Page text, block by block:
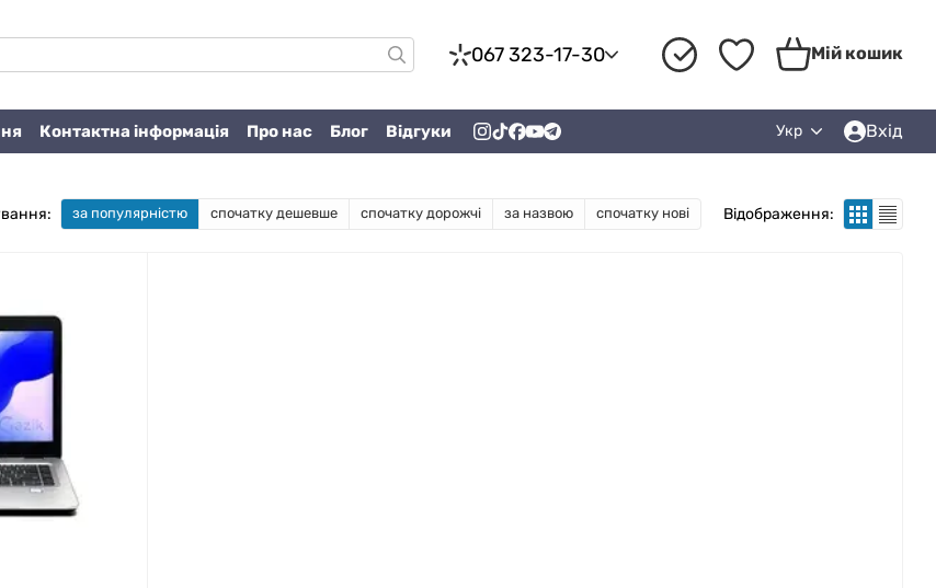
067 323-17-30 Мій кошик
Контактна інформація Про нас Блог Відгуки Укр Вхід
за популярністю спочатку дешевше спочатку дорожчі за назвою спочатку нові Відображення: